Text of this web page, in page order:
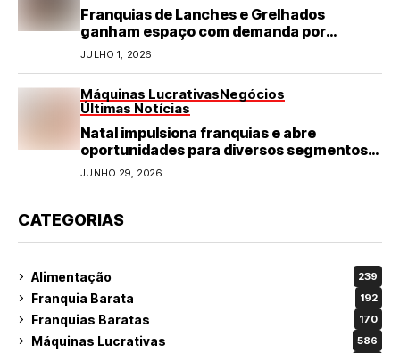
Franquias de Lanches e Grelhados
ganham espaço com demanda por
refeições rápidas e de qualidade
JULHO 1, 2026
Máquinas LucrativasNegócios
Últimas Notícias
Natal impulsiona franquias e abre
oportunidades para diversos segmentos
do varejo
JUNHO 29, 2026
CATEGORIAS
Alimentação 239
Franquia Barata 192
Franquias Baratas 170
Máquinas Lucrativas 586